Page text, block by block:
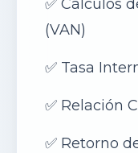
✅ Cálculos
(VAN)
✅ Tasa
✅ Relación
✅ Retorno